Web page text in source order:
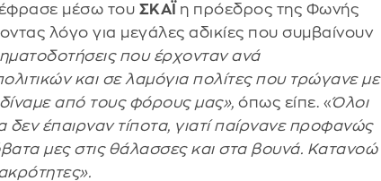
μέσω του ΣΚΑΪ η πρόεδρος της Φωνής
λόγο για μεγάλες αδικίες που συμβαίνουν
που έρχονταν ανά
και σε λαμόγια πολίτες που τρώγανε με
από τους φόρους μας»,όπως είπε. «Όλοι
έπαιρναν τίποτα, γιατί παίρνανε προφανώς
μες στις θάλασσες και στα βουνά. Κατανοώ